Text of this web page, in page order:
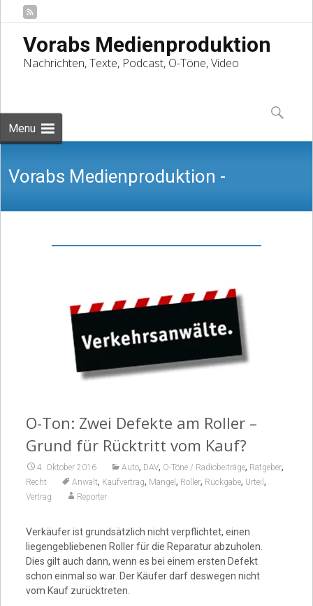
Vorabs Medienproduktion
Nachrichten, Texte, Podcast, O-Töne, Video
Menu
to
content
Suchen
nach:
Vorabs Medienproduktion -
Nachrichten, Texte, Podcast, O-Töne,
O-Ton: Zwei Defekte am Roller –
Grund für Rücktritt vom Kauf?
4. Oktober 2016 Auto, DAV, O-Töne / Radiobeiträge, Ratgeber,
Recht Anwalt, Kaufvertrag, Mangel , Roller, Rückgabe, Urteil ,
Vertrag Reporter
Verkäufer ist grundsätzlich nicht verpflichtet, einen
liegengebliebenen Roller für die Reparatur abzuholen.
Dies gilt auch dann, wenn es bei einem ersten Defekt
schon einmal so war. Der Käufer darf deswegen nicht
vom Kauf zurücktreten.